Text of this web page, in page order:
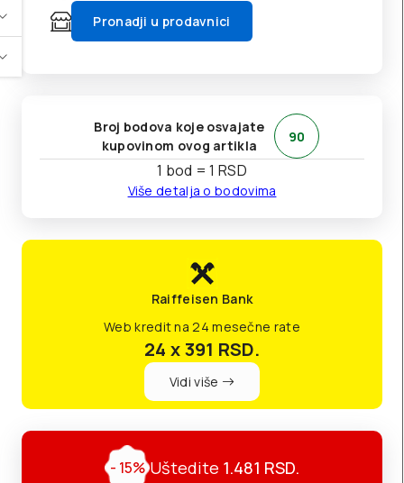
Pronadji u prodavnici
Broj bodova koje osvajate
kupovinom ovog artikla
90
1 bod = 1 RSD
Više detalja o bodovima
Raiffeisen Bank
Web kredit na 24 mesečne rate
24 x 391 RSD.
Vidi više
- 15% Uštedite 1.481 RSD.